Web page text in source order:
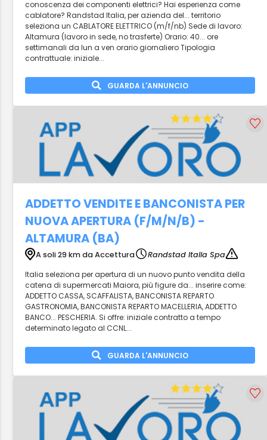
conoscenza dei componenti elettrici? Hai esperienza come
cablatore? Randstad Italia, per azienda del... territorio
seleziona un CABLATORE ELETTRICO (m/f/nb) Sede di lavoro:
Altamura (lavoro in sede, no trasferte) Orario: 40... ore
settimanali da lun a ven orario giornaliero Tipologia
contrattuale: iniziale...
GUARDA L'ANNUNCIO
ADDETTO VENDITE E BANCONISTA PER
NUOVA APERTURA (F/M/N/B) -
ALTAMURA (BA)
A soli 29 km da Accettura
Randstad Italia Spa
Italia seleziona per apertura di un nuovo punto vendita della
catena di supermercati Maiora, più figure da... inserire come:
ADDETTO CASSA, SCAFFALISTA, BANCONISTA REPARTO
GASTRONOMIA, BANCONISTA REPARTO MACELLERIA, ADDETTO
BANCO... PESCHERIA. Si offre: iniziale contratto a tempo
determinato legato al CCNL...
GUARDA L'ANNUNCIO